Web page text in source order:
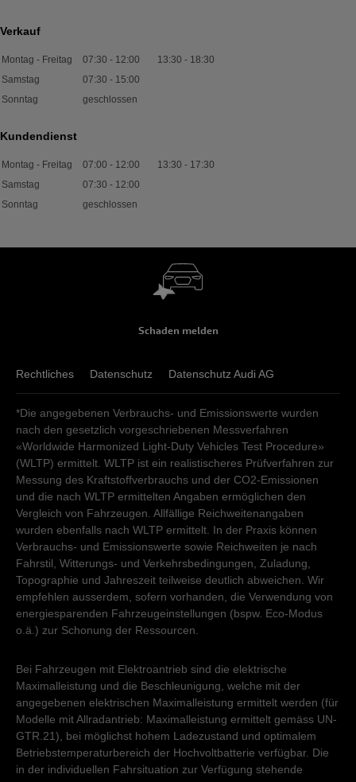
Verkauf
Montag - Freitag 07:30 - 12:00 13:30 - 18:30
Samstag
07:30 - 15:00
Sonntag
geschlossen
Kundendienst
Montag - Freitag 07:00 - 12:00 13:30 - 17:30
Samstag
07:30 - 12:00
Sonntag
geschlossen
Schaden melden
Rechtliches Datenschutz Datenschutz Audi AG
*Die angegebenen Verbrauchs- und Emissionswerte wurden
nach den gesetzlich vorgeschriebenen Messverfahren
«Worldwide Harmonized Light-Duty Vehicles Test Procedure»
(WLTP) ermittelt. WLTP ist ein realistischeres Prüfverfahren zur
Messung des Kraftstoffverbrauchs und der CO2-Emissionen
und die nach WLTP ermittelten Angaben ermöglichen den
Vergleich von Fahrzeugen. Allfällige Reichweitenangaben
wurden ebenfalls nach WLTP ermittelt. In der Praxis können
Verbrauchs- und Emissionswerte sowie Reichweiten je nach
Fahrstil, Witterungs- und Verkehrsbedingungen, Zuladung,
Topographie und Jahreszeit teilweise deutlich abweichen. Wir
empfehlen ausserdem, sofern vorhanden, die Verwendung von
energiesparenden Fahrzeugeinstellungen (bspw. Eco-Modus
o.ä.) zur Schonung der Ressourcen.
Bei Fahrzeugen mit Elektroantrieb sind die elektrische
Maximalleistung und die Beschleunigung, welche mit der
angegebenen elektrischen Maximalleistung ermittelt werden (für
Modelle mit Allradantrieb: Maximalleistung ermittelt gemäss UN-
GTR.21), bei möglichst hohem Ladezustand und optimalem
Betriebstemperaturbereich der Hochvoltbatterie verfügbar. Die
in der individuellen Fahrsituation zur Verfügung stehende